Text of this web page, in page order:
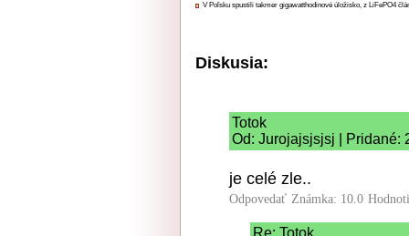
V Poľsku spustili takmer gigawatthodinové úložisko, z LiFePO4
Diskusia:
Totok
Od: Jurojajsjsjsj | Pridané:
je celé zle..
Odpovedať Známka: 10.0
Re: Totok